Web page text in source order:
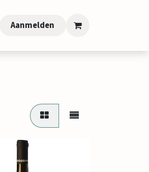
Aanmelden